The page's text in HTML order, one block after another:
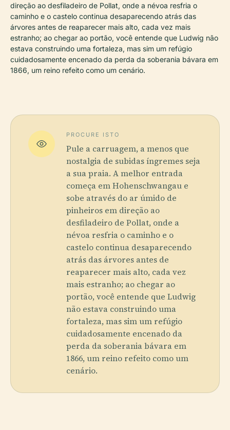
direção ao desfiladeiro de Pollat, onde a névoa resfria o
caminho e o castelo continua desaparecendo atrás das
árvores antes de reaparecer mais alto, cada vez mais
estranho; ao chegar ao portão, você entende que Ludwig não
estava construindo uma fortaleza, mas sim um refúgio
cuidadosamente encenado da perda da soberania bávara em
1866, um reino refeito como um cenário.
PROCURE ISTO
Pule a carruagem, a menos que
nostalgia de subidas íngremes seja
a sua praia. A melhor entrada
começa em Hohenschwangau e
sobe através do ar úmido de
pinheiros em direção ao
desfiladeiro de Pollat, onde a
névoa resfria o caminho e o
castelo continua desaparecendo
atrás das árvores antes de
reaparecer mais alto, cada vez
mais estranho; ao chegar ao
portão, você entende que Ludwig
não estava construindo uma
fortaleza, mas sim um refúgio
cuidadosamente encenado da
perda da soberania bávara em
1866, um reino refeito como um
cenário.